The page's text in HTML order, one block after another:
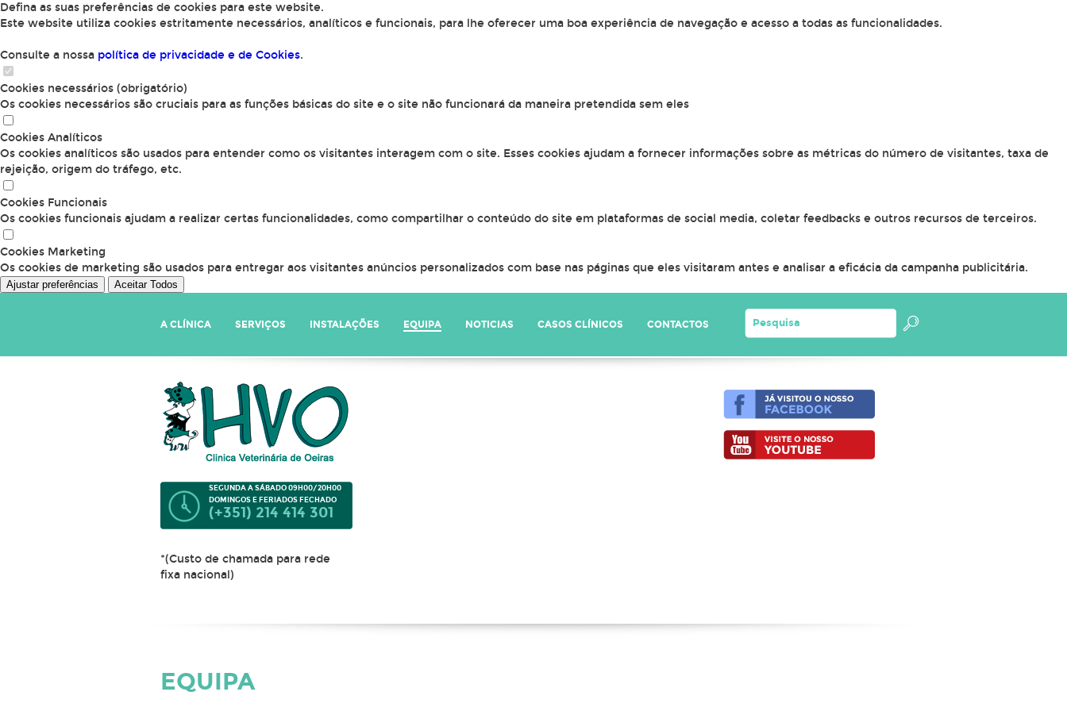
Defina as suas preferências de cookies para este website.
Este website utiliza cookies estritamente necessários, analíticos e funcionais, para lhe oferecer uma boa experiência de navegação e acesso a todas as funcionalidades.
Consulte a nossa política de privacidade e de Cookies.
Cookies necessários (obrigatório)
Os cookies necessários são cruciais para as funções básicas do site e o site não funcionará da maneira pretendida sem eles
Cookies Analíticos
Os cookies analíticos são usados para entender como os visitantes interagem com o site. Esses cookies ajudam a fornecer informações sobre as métricas do número de visitantes, taxa de
rejeição, origem do tráfego, etc.
Cookies Funcionais
Os cookies funcionais ajudam a realizar certas funcionalidades, como compartilhar o conteúdo do site em plataformas de social media, coletar feedbacks e outros recursos de terceiros.
Cookies Marketing
Os cookies de marketing são usados para entregar aos visitantes anúncios personalizados com base nas páginas que eles visitaram antes e analisar a eficácia da campanha publicitária.
Ajustar preferências Aceitar Todos
A CLÍNICA SERVIÇOS INSTALAÇÕES EQUIPA NOTICIAS CASOS CLÍNICOS CONTACTOS
SEGUNDA A SÁBADO 09H00/20H00
DOMINGOS E FERIADOS FECHADO
(+351) 214 414 301
*(Custo de chamada para rede
fixa nacional)
EQUIPA